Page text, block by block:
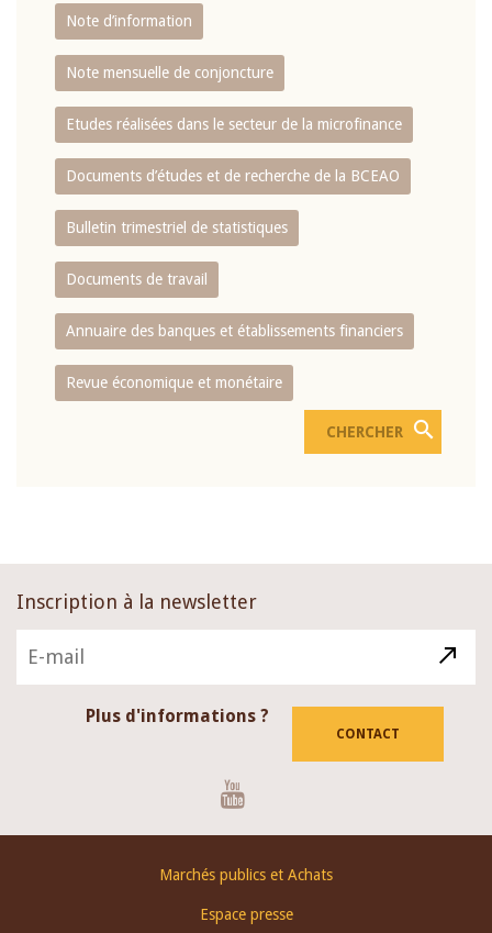
Note d’information
Note mensuelle de conjoncture
Etudes réalisées dans le secteur de la microfinance
Documents d’études et de recherche de la BCEAO
Bulletin trimestriel de statistiques
Documents de travail
Annuaire des banques et établissements financiers
Revue économique et monétaire
Inscription à la newsletter
Plus d'informations ?
CONTACT
Marchés publics et Achats
Espace presse